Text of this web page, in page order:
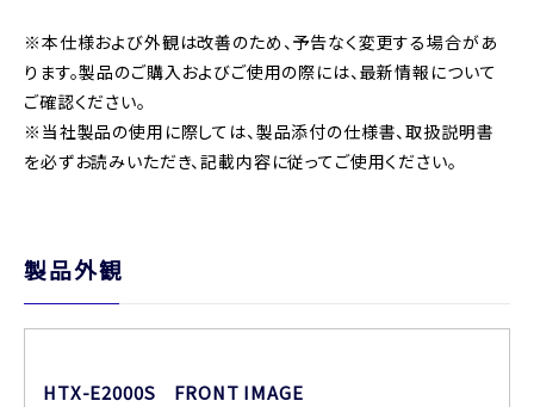
※本仕様および外観は改善のため、予告なく変更する場合があ
ります。製品のご購入およびご使用の際には、最新情報について
ご確認ください。
※当社製品の使用に際しては、製品添付の仕様書、取扱説明書
を必ずお読みいただき、記載内容に従ってご使用ください。
製品外観
HTX-E2000S FRONT IMAGE